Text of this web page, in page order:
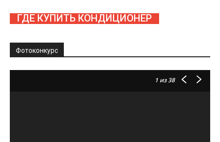
ГДЕ КУПИТЬ КОНДИЦИОНЕР
Фотоконкурс
1 из 38